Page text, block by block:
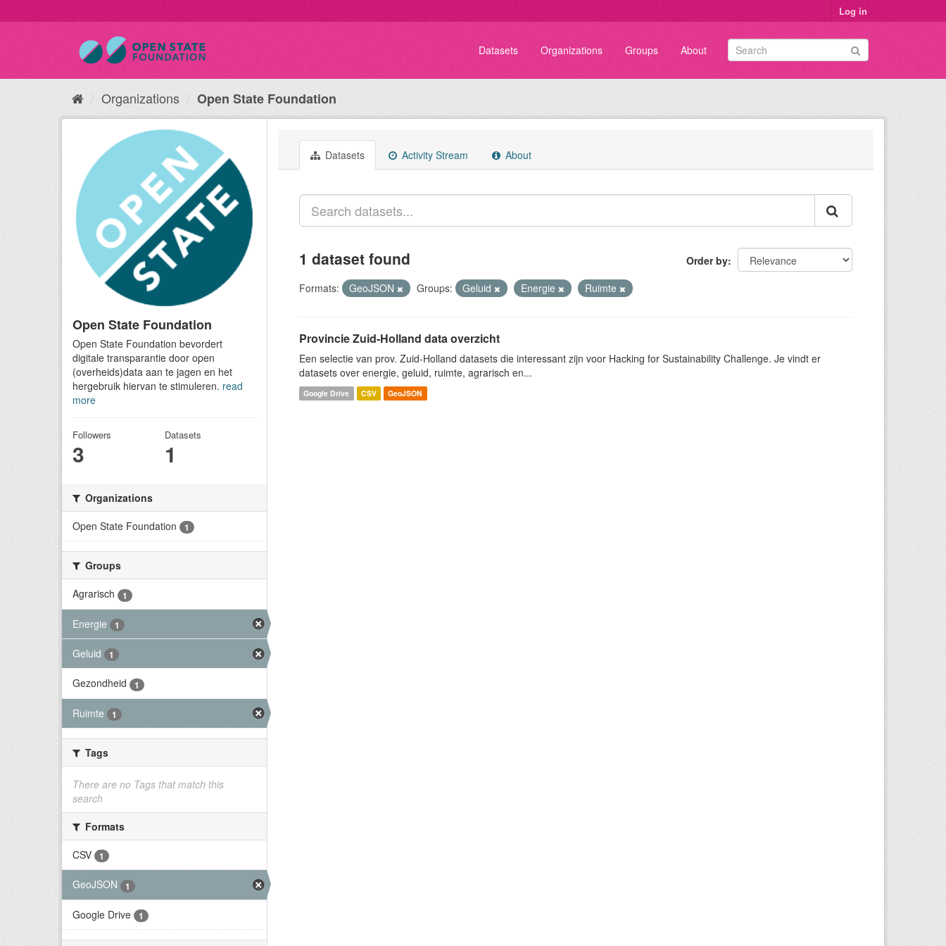
Log in
Datasets Organizations Groups About
Organizations Open State Foundation
Open State Foundation
Open State Foundation bevordert
digitale transparantie door open
(overheids)data aan te jagen en het
hergebruik hiervan te stimuleren. read
more
Followers
3
Datasets
1
Organizations
Open State Foundation
1
Groups
Agrarisch
1
Energie 1
Geluid 1
Gezondheid 1
Ruimte 1
Tags
There are no Tags that match this
search
Formats
CSV
1
GeoJSON 1
Google Drive 1
Datasets Activity Stream About
Order by
1 dataset found
Formats: GeoJSON Groups: Geluid Energie Ruimte
Provincie Zuid-Holland data overzicht
Een selectie van prov. Zuid-Holland datasets die interessant zijn voor Hacking for Sustainability Challenge. Je vindt er
datasets over energie, geluid, ruimte, agrarisch en...
Google Drive CSV GeoJSON